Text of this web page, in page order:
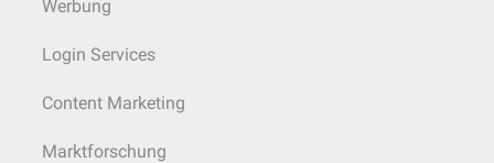
Werbung
Login Services
Content Marketing
Marktforschung